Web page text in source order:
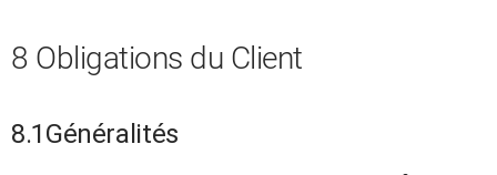
8 Obligations du Client
8.1Généralités